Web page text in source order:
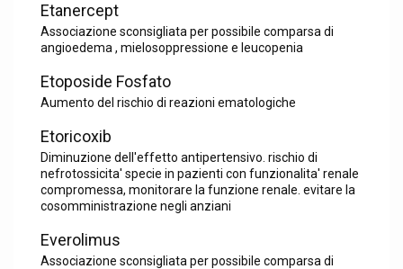
Etanercept
Associazione sconsigliata per possibile comparsa di
angioedema , mielosoppressione e leucopenia
Etoposide Fosfato
Aumento del rischio di reazioni ematologiche
Etoricoxib
Diminuzione dell'effetto antipertensivo. rischio di
nefrotossicita' specie in pazienti con funzionalita' renale
compromessa, monitorare la funzione renale. evitare la
cosomministrazione negli anziani
Everolimus
Associazione sconsigliata per possibile comparsa di